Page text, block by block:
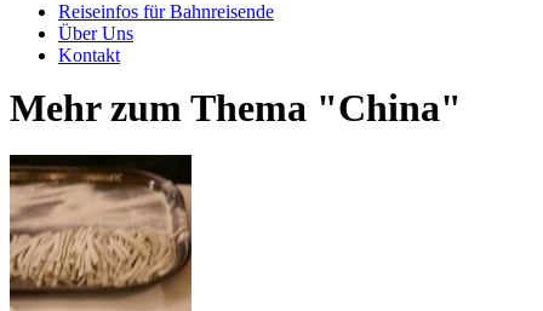
Reiseinfos für Bahnreisende
Über Uns
Kontakt
Mehr zum Thema "China"